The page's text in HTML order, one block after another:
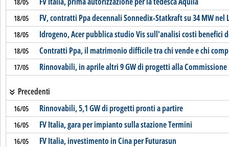
18/05 FV, contratti Ppa decennali Sonnedix-Statkraft su 34 MW nel
18/05 Idrogeno, Acer pubblica studio Vis sull'analisi costi benefici
18/05 Contratti Ppa, il matrimonio difficile tra chi vende e chi
17/05 Rinnovabili, in aprile altri 9 GW di progetti alla Commissione
Precedenti
16/05 Rinnovabili, 5,1 GW di progetti pronti a partire
16/05 FV Italia, gara per impianto sulla stazione Termini
16/05 FV Italia, investimento in Cina per Futurasun